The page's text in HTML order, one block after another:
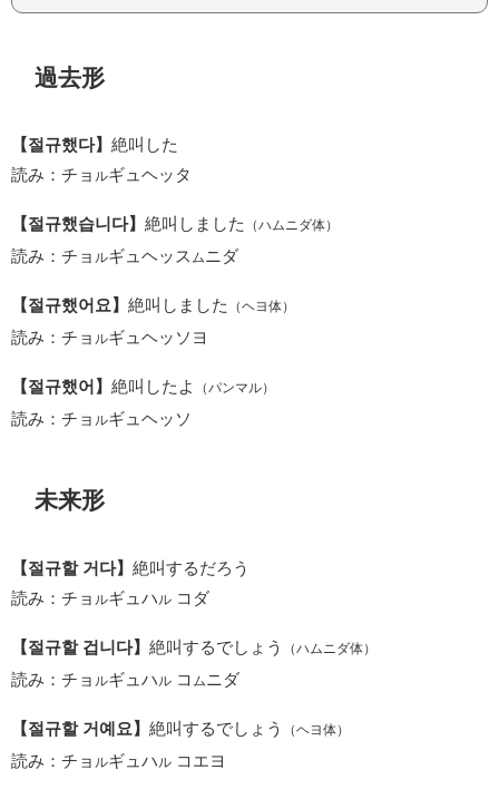
過去形
【절규했다】 絶叫した
読み：チョ ルギュヘッタ
【절규했습니다】 絶叫しました （ハムニダ体）
読み：チョ ルギュヘッス ムニダ
【절규했어요】 絶叫しました （ヘヨ体）
読み：チョ ルギュヘッソヨ
【절규했어】 絶叫したよ （パンマル）
読み：チョ ルギュヘッソ
未来形
【절규할 거다】 絶叫するだろう
読み：チョ ルギュハ ル コダ
【절규할 겁니다】 絶叫するでしょう （ハムニダ体）
読み：チョ ルギュハ ル コ ム ニダ
【절규할 거예요】 絶叫するでしょう （ヘヨ体）
読み：チョ ルギュハ ル コエヨ